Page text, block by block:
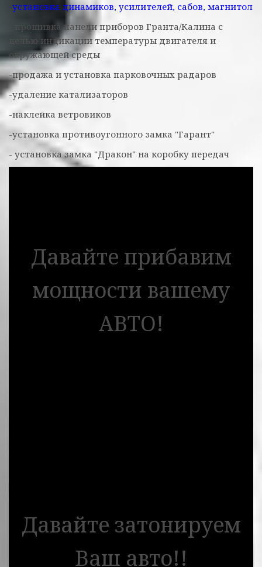
-установка динамиков, усилителей, сабов, магнитол
- прошивка панели приборов Гранта/Калина с
целью индикации температуры двигателя и
окружающей среды
-продажа и установка парковочных радаров
-удаление катализаторов
-наклейка ветровиков
-установка противоугонного замка "Гарант"
- установка замка "Дракон" на коробку передач
Давайте прибавим
мощности вашему
АВТО!
Давайте затонируем
Ваш авто!!